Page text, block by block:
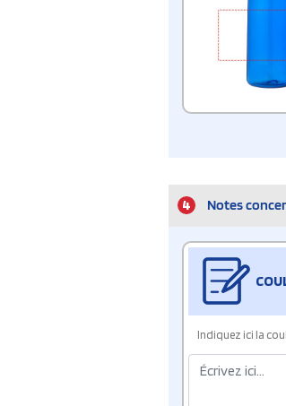
4 Notes
Indiquez ici la